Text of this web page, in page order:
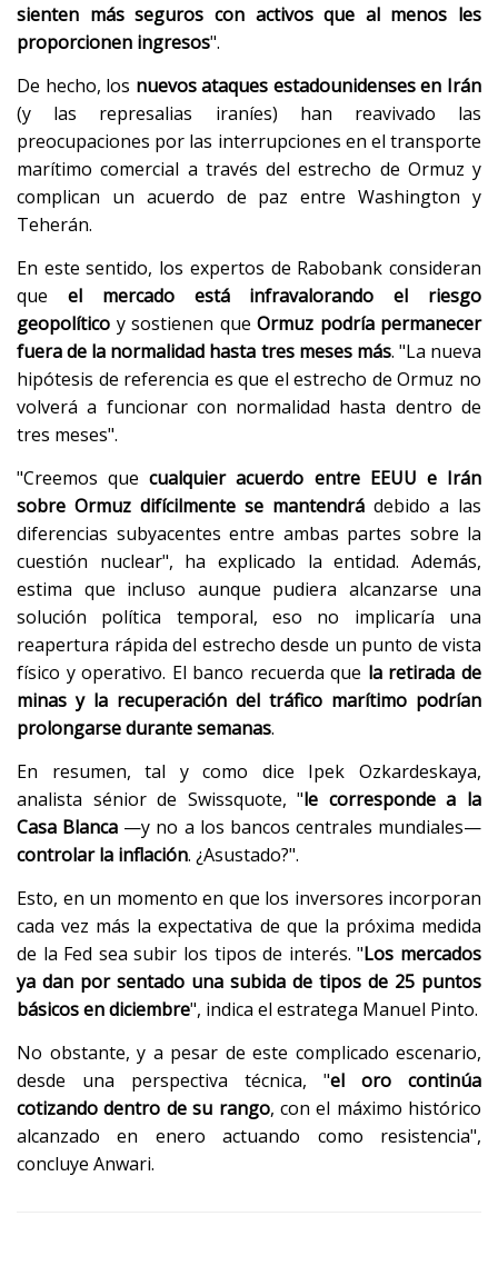
sienten más seguros con activos que al menos les
proporcionen ingresos".
De hecho, los nuevos ataques estadounidenses en Irán
(y las represalias iraníes) han reavivado las
preocupaciones por las interrupciones en el transporte
marítimo comercial a través del estrecho de Ormuz y
complican un acuerdo de paz entre Washington y
Teherán.
En este sentido, los expertos de Rabobank consideran
que el mercado está infravalorando el riesgo
geopolítico y sostienen que Ormuz podría permanecer
fuera de la normalidad hasta tres meses más. "La nueva
hipótesis de referencia es que el estrecho de Ormuz no
volverá a funcionar con normalidad hasta dentro de
tres meses".
"Creemos quecualquier acuerdo entre EEUU e Irán
sobre Ormuz difícilmente se mantendrá debido a las
diferencias subyacentes entre ambas partes sobre la
cuestión nuclear", ha explicado la entidad. Además,
estima que incluso aunque pudiera alcanzarse una
solución política temporal, eso no implicaría una
reapertura rápida del estrecho desde un punto de vista
físico y operativo. El banco recuerda que la retirada de
minas y la recuperación del tráfico marítimo podrían
prolongarse durante semanas.
En resumen, tal y como dice Ipek Ozkardeskaya,
analista sénior de Swissquote, "le corresponde a la
Casa Blanca —y no a los bancos centrales mundiales—
controlar la inflación. ¿Asustado?".
Esto, en un momento en que los inversores incorporan
cada vez más la expectativa de que la próxima medida
de la Fed sea subir los tipos de interés. "Los mercados
ya dan por sentado una subida de tipos de 25 puntos
básicos en diciembre", indica el estratega Manuel Pinto.
No obstante, y a pesar de este complicado escenario,
desde una perspectiva técnica, "el oro continúa
cotizando dentro de su rango, con el máximo histórico
alcanzado en enero actuando como resistencia",
concluye Anwari.